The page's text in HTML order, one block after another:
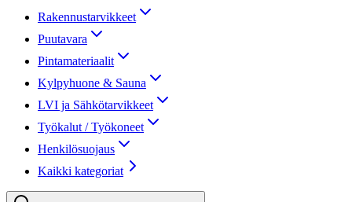
Rakennustarvikkeet
Puutavara
Pintamateriaalit
Kylpyhuone & Sauna
LVI ja Sähkötarvikkeet
Työkalut / Työkoneet
Henkilösuojaus
Kaikki kategoriat